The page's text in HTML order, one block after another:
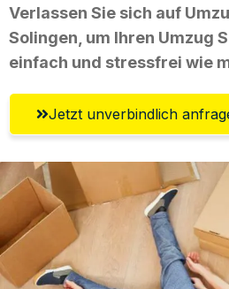
Verlassen Sie sich auf
Solingen, um Ihren Umzug
einfach und stressfrei wie
Jetzt unverbindlich